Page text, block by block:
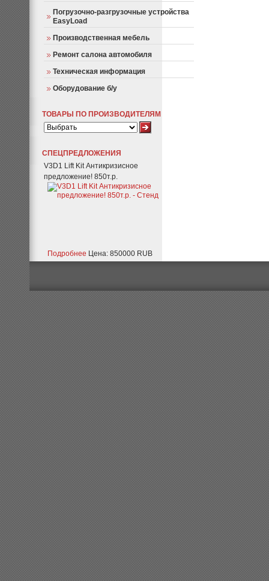
Погрузочно-разгрузочные устройства
EasyLoad
Производственная мебель
Ремонт салона автомобиля
Техническая информация
Оборудование б/у
ТОВАРЫ ПО ПРОИЗВОДИТЕЛЯМ
СПЕЦПРЕДЛОЖЕНИЯ
V3D1 Lift Kit Антикризисное
предложение! 850т.р.
Подробнее Цена: 850000 RUB